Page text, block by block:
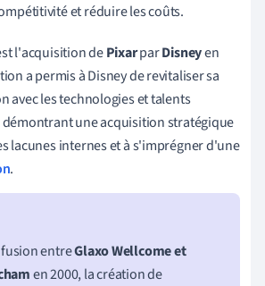
et réduire les coûts.
l'acquisition dePixarparDisneyen
a permis à Disney de revitaliser sa
avec les technologies et talents
démontrant une acquisition stratégique
lacunes internes et à s'imprégner d'une
.
fusion entreGlaxo Wellcome et
en 2000, la création de